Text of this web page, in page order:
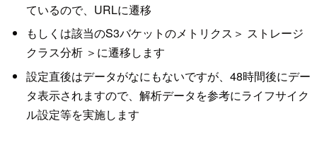
ているので、URLに遷移
もしくは該当のS3バケットのメトリクス＞ ストレージ
クラス分析 ＞に遷移します
設定直後はデータがなにもないですが、48時間後にデー
タ表示されますので、解析データを参考にライフサイク
ル設定等を実施します